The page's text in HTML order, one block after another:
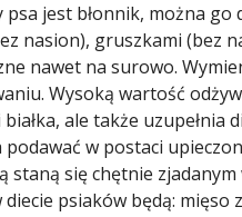
psa jest błonnik, można
nasion), gruszkami (bez
nawet na surowo.
Wysoką wartość
ale także uzupełnia
w postaci
staną się chętnie
psiaków będą: mięso